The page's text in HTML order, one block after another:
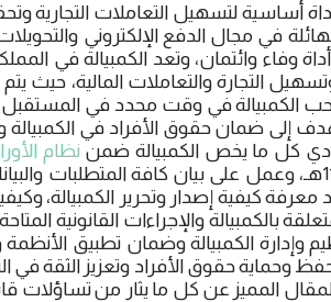
أداة أساسية لتسهيل التعاملات التجارية
في مجال الدفع الإلكتروني
وفاء وائتمان، وتعد الكمبيالة في
التجارة والتعاملات المالية، حيث
الكمبيالة في وقت محدد في المستقبل،
تهدف إلى ضمان حقوق الأفراد في الكمبيالة
كل ما يخص الكمبيالة ضمن نظام
بتاريخ 11/10/1383هـ، وعمل على بيان كافة
معرفة كيفية إصدار وتحرير الكمبيالة،
بالكمبيالة والإجراءات القانونية
وإدارة الكمبيالة وضمان تطبيق
حفظ وحماية حقوق الأفراد وتعزيز الثقة
المميز عن كل ما يثار من تساؤلات